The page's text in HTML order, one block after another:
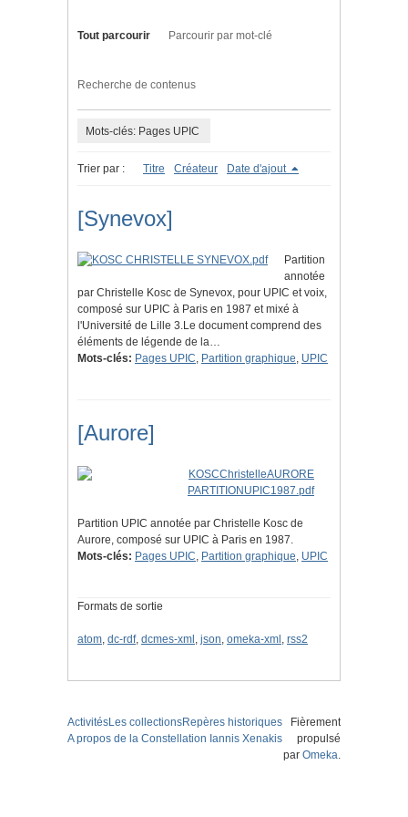
Tout parcourir Parcourir par mot-clé
Recherche de contenus
Mots-clés: Pages UPIC
Trier par : Titre Créateur Date d'ajout
[Synevox]
Partition
annotée
par Christelle Kosc de Synevox, pour UPIC et voix,
composé sur UPIC à Paris en 1987 et mixé à
l'Université de Lille 3.Le document comprend des
éléments de légende de la…
Mots-clés: Pages UPIC, Partition graphique, UPIC
[Aurore]
Partition UPIC annotée par Christelle Kosc de
Aurore, composé sur UPIC à Paris en 1987.
Mots-clés: Pages UPIC, Partition graphique, UPIC
Formats de sortie
atom, dc-rdf, dcmes-xml , json, omeka-xml , rss2
ActivitésLes collectionsRepères historiques
A propos de la Constellation Iannis Xenakis
Fièrement
propulsé
par Omeka.